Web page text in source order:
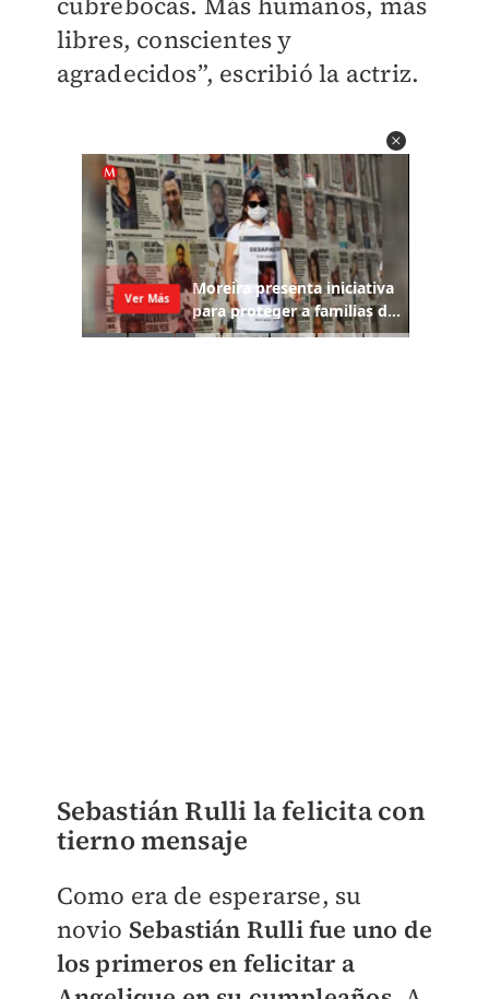
libres, conscientes y
agradecidos”, escribió la actriz.
Sebastián Rulli la felicita con
tierno mensaje
Como era de esperarse, su
novio Sebastián Rulli fue uno de
los primeros en felicitar a